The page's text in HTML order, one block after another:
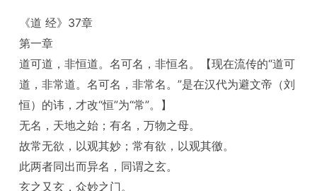
《道 经》37章
第一章
道可道，非恒道。名可名，非恒名。【现在流传的“道可
道，非常道。名可名，非常名。”是在汉代为避文帝（刘
恒）的讳，才改“恒”为“常”。】
无名，天地之始；有名，万物之母。
故常无欲，以观其妙；常有欲，以观其徼。
此两者同出而异名，同谓之玄。
玄之又玄，众妙之门。